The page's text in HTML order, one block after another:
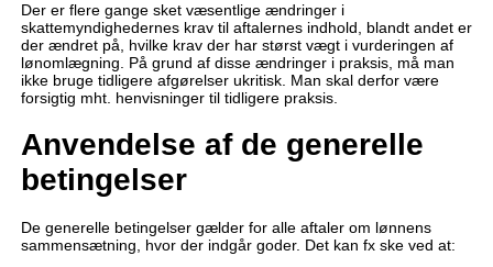
Der er flere gange sket væsentlige ændringer i
skattemyndighedernes krav til aftalernes indhold, blandt andet er
der ændret på, hvilke krav der har størst vægt i vurderingen af
lønomlægning. På grund af disse ændringer i praksis, må man
ikke bruge tidligere afgørelser ukritisk. Man skal derfor være
forsigtig mht. henvisninger til tidligere praksis.
Anvendelse af de generelle
betingelser
De generelle betingelser gælder for alle aftaler om lønnens
sammensætning, hvor der indgår goder. Det kan fx ske ved at: